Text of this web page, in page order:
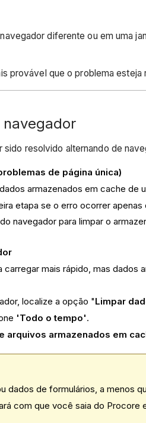
diferente ou em uma
provável que o problema
resolvido alternando de
de página única)
armazenados em cache de
etapa se o erro ocorrer
navegador para limpar o
carregar mais rápido, mas
localize a opção "Limpar
'Todo o tempo'.
arquivos armazenados em
dados de formulários, a menos
com que você saia do Procore